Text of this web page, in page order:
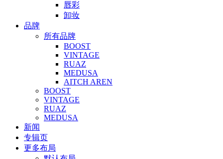
唇彩
卸妆
品牌
所有品牌
BOOST
VINTAGE
RUAZ
MEDUSA
AITCH AREN
BOOST
VINTAGE
RUAZ
MEDUSA
新闻
专辑页
更多布局